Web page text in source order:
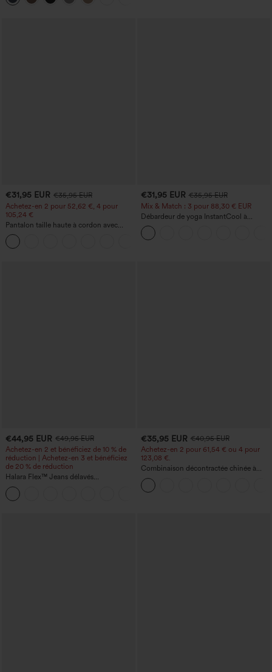
€31,95 EUR €35,95 EUR
Achetez-en 2 pour 52,62 €, 4 pour
105,24 €
Pantalon taille haute à cordon avec
poches, jambe large et coupe ample,
style décontracté, effet lin
€31,95 EUR €35,95 EUR
Mix & Match : 3 pour 88,30 € EUR
Débardeur de yoga InstantCool à
encolure en U et ourlet arrondi –
UPF50+
€44,95 EUR €49,95 EUR
Achetez-en 2 et bénéficiez de 10 % de
réduction | Achetez-en 3 et bénéficiez
de 20 % de réduction
Halara Flex™ Jeans délavés
décontractés, coupe baggy à jambe
large, taille basse asymétrique, poches
zippées
€35,95 EUR €40,95 EUR
Achetez-en 2 pour 61,54 € ou 4 pour
123,08 €.
Combinaison décontractée chinée à
bretelles réglables, fronces et jambes
larges, avec poches — facile comme
tout